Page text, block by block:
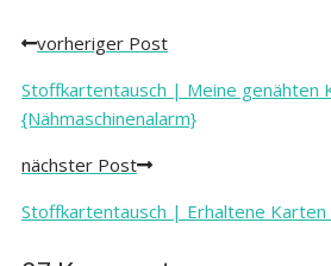
Posts
navigation
vorheriger Post
Stoffkartentausch | Meine genähten
{Nähmaschinenalarm}
nächster Post
Stoffkartentausch | Erhaltene